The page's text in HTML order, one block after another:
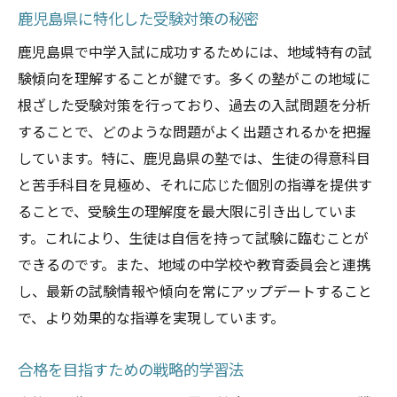
鹿児島県に特化した受験対策の秘密
鹿児島県で中学入試に成功するためには、地域特有の試
験傾向を理解することが鍵です。多くの塾がこの地域に
根ざした受験対策を行っており、過去の入試問題を分析
することで、どのような問題がよく出題されるかを把握
しています。特に、鹿児島県の塾では、生徒の得意科目
と苦手科目を見極め、それに応じた個別の指導を提供す
ることで、受験生の理解度を最大限に引き出していま
す。これにより、生徒は自信を持って試験に臨むことが
できるのです。また、地域の中学校や教育委員会と連携
し、最新の試験情報や傾向を常にアップデートすること
で、より効果的な指導を実現しています。
合格を目指すための戦略的学習法